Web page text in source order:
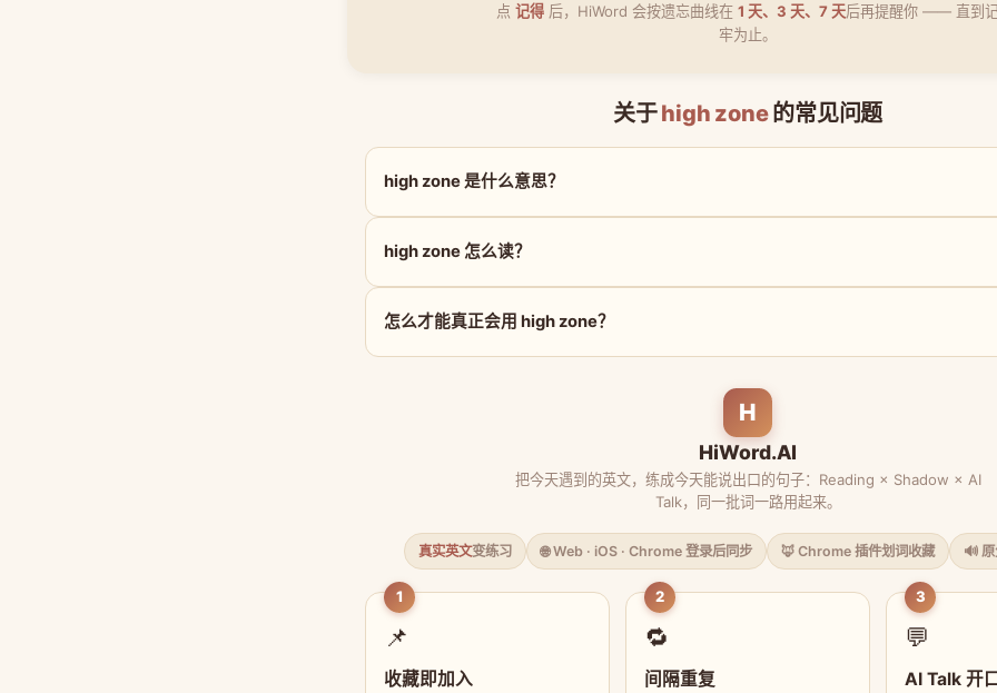
点 记得 后，HiWord 会按遗忘曲线在 1 天、3 天、7 天后再提醒你 —— 直到
牢为止。
关于high zone的常见问题
high zone 是什么意思？
high zone 怎么读？
怎么才能真正会用 high zone？
H
HiWord.AI
把今天遇到的英文，练成今天能说出口的句子：Reading × Shadow × AI
Talk，同一批词一路用起来。
真实英文变练习 🌐 Web · iOS · Chrome 登录后同步 🦊 Chrome 插件划词收藏 🔊
1
📌
收藏即加入
2
🔁
间隔重复
3
💬
AI Talk 开